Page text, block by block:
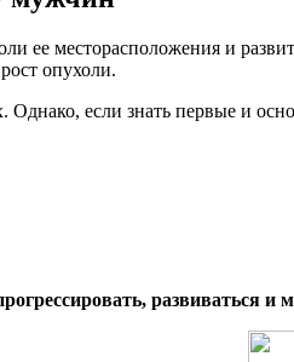
ее месторасположения и
опухоли.
Однако, если знать первые и